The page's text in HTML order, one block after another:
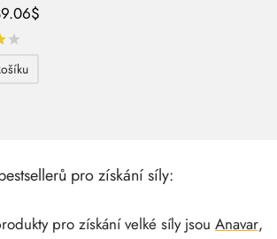
cena
$
pro získání síly:
pro získání velké síly jsou Anavar,